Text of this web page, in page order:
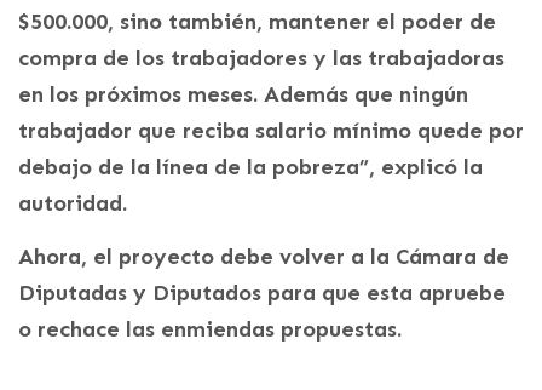
$500.000, sino también, mantener el poder de
compra de los trabajadores y las trabajadoras
en los próximos meses. Además que ningún
trabajador que reciba salario mínimo quede por
debajo de la línea de la pobreza”, explicó la
autoridad.
Ahora, el proyecto debe volver a la Cámara de
Diputadas y Diputados para que esta apruebe
o rechace las enmiendas propuestas.